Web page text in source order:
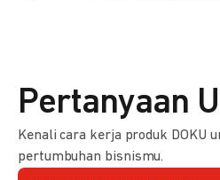
Pertanyaan
Kenali cara kerja produk DOKU
pertumbuhan bisnismu.